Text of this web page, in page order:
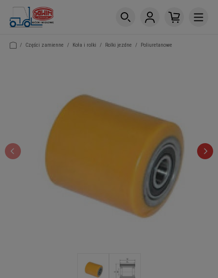
/ Części zamienne / Koła i rolki / Rolki jezdne / Poliuretanowe